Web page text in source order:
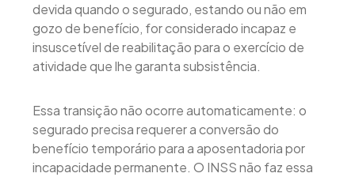
devida quando o segurado, estando ou não em
gozo de benefício, for considerado incapaz e
insuscetível de reabilitação para o exercício de
atividade que lhe garanta subsistência.
Essa transição não ocorre automaticamente: o
segurado precisa requerer a conversão do
benefício temporário para a aposentadoria por
incapacidade permanente. O INSS não faz essa